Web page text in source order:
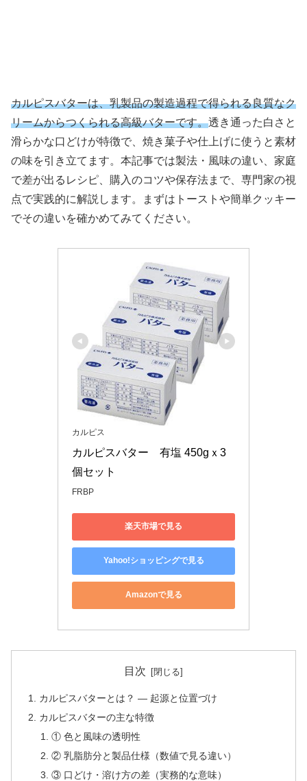
カルピスバターは、乳製品の製造過程で得られる良質なク
リームからつくられる高級バターです。透き通った白さと
滑らかな口どけが特徴で、焼き菓子や仕上げに使うと素材
の味を引き立てます。本記事では製法・風味の違い、家庭
で差が出るレシピ、購入のコツや保存法まで、専門家の視
点で実践的に解説します。まずはトーストや簡単クッキー
でその違いを確かめてみてください。
カルピス
カルピスバター　有塩 450gｘ3
個セット
FRBP
楽天市場で見る
Yahoo!ショッピングで見る
Amazonで見る
目次
カルピスバターとは？ — 起源と位置づけ
カルピスバターの主な特徴
① 色と風味の透明性
② 乳脂肪分と製品仕様（数値で見る違い）
③ 口どけ・溶け方の差（実務的な意味）